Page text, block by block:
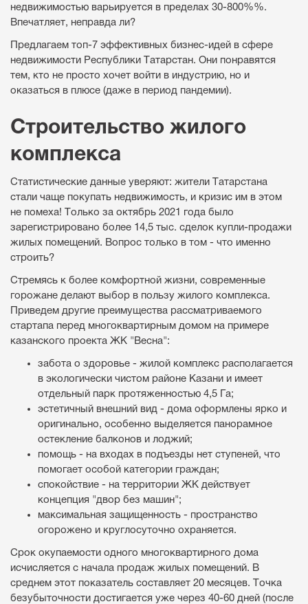
недвижимостью варьируется в пределах 30-800%%.
Впечатляет, неправда ли?
Предлагаем топ-7 эффективных бизнес-идей в сфере
недвижимости Республики Татарстан. Они понравятся
тем, кто не просто хочет войти в индустрию, но и
оказаться в плюсе (даже в период пандемии).
Строительство жилого
комплекса
Статистические данные уверяют: жители Татарстана
стали чаще покупать недвижимость, и кризис им в этом
не помеха! Только за октябрь 2021 года было
зарегистрировано более 14,5 тыс. сделок купли-продажи
жилых помещений. Вопрос только в том - что именно
строить?
Стремясь к более комфортной жизни, современные
горожане делают выбор в пользу жилого комплекса.
Приведем другие преимущества рассматриваемого
стартапа перед многоквартирным домом на примере
казанского проекта ЖК "Весна":
забота о здоровье - жилой комплекс располагается
в экологически чистом районе Казани и имеет
отдельный парк протяженностью 4,5 Га;
эстетичный внешний вид - дома оформлены ярко и
оригинально, особенно выделяется панорамное
остекление балконов и лоджий;
помощь - на входах в подъезды нет ступеней, что
помогает особой категории граждан;
спокойствие - на территории ЖК действует
концепция "двор без машин";
максимальная защищенность - пространство
огорожено и круглосуточно охраняется.
Срок окупаемости одного многоквартирного дома
исчисляется с начала продаж жилых помещений. В
среднем этот показатель составляет 20 месяцев. Точка
безубыточности достигается уже через 40-60 дней (после